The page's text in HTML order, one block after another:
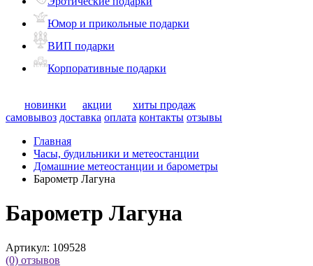
Юмор и прикольные подарки
ВИП подарки
Корпоративные подарки
новинки акции
хиты продаж
самовывоз доставка оплата контакты отзывы
Главная
Часы, будильники и метеостанции
Домашние метеостанции и барометры
Барометр Лагуна
Барометр Лагуна
Артикул: 109528
(0) отзывов